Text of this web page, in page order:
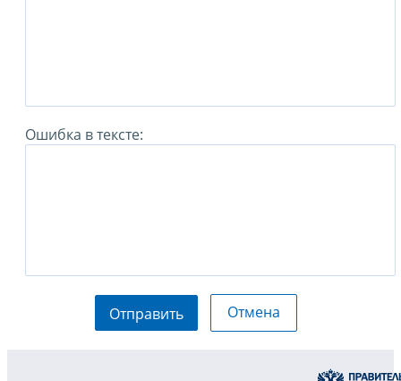
Ошибка в тексте:
Отправить Отмена